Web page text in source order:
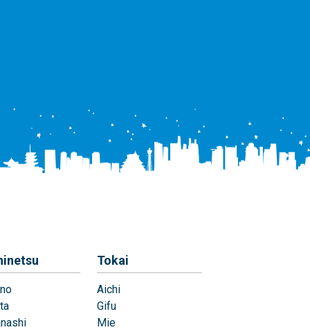
Tokai
Aichi
Gifu
Mie